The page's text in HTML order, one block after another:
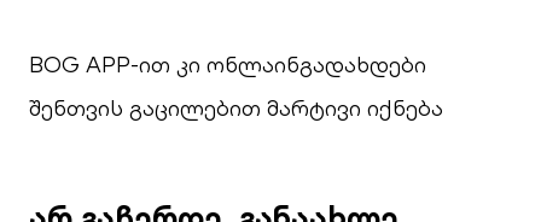
BOG APP-ით კი ონლაინგადახდები
შენთვის გაცილებით მარტივი იქნება